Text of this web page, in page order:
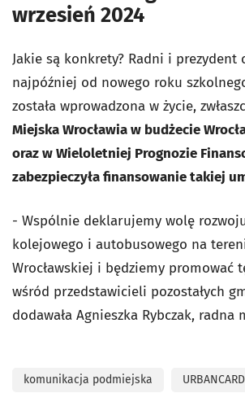
wrzesień 2024
Jakie są konkrety? Radni i prezydent
najpóźniej od nowego roku
została wprowadzona w życie,
Miejska Wrocławia w budżecie
oraz w Wieloletniej Prognozie
zabezpieczyła finansowanie takiej
- Wspólnie deklarujemy wolę
kolejowego i autobusowego na
Wrocławskiej i będziemy promować
wśród przedstawicieli pozostałych
dodawała Agnieszka Rybczak, radna
komunikacja podmiejska URBANCARD